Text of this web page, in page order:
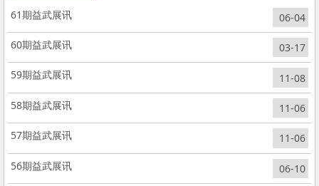
61期益武展讯 06-04
60期益武展讯 03-17
59期益武展讯 11-08
58期益武展讯 11-06
57期益武展讯 11-06
56期益武展讯 06-10